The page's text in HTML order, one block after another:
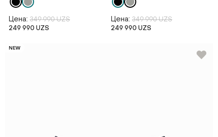
Цена: 349 990 UZS
249 990 UZS
Цена: 349 990 UZS
249 990 UZS
NEW